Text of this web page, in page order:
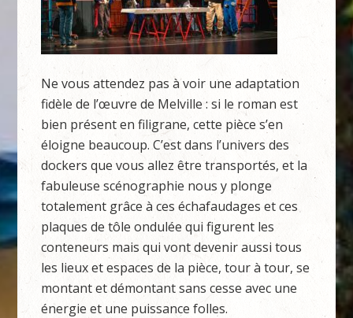
Ne vous attendez pas à voir une adaptation
fidèle de l’œuvre de Melville : si le roman est
bien présent en filigrane, cette pièce s’en
éloigne beaucoup. C’est dans l’univers des
dockers que vous allez être transportés, et la
fabuleuse scénographie nous y plonge
totalement grâce à ces échafaudages et ces
plaques de tôle ondulée qui figurent les
conteneurs mais qui vont devenir aussi tous
les lieux et espaces de la pièce, tour à tour, se
montant et démontant sans cesse avec une
énergie et une puissance folles.